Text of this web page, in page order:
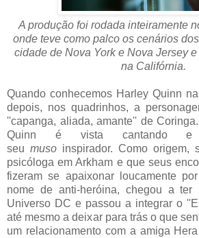
A produção foi rodada inteiramente
onde teve como palco os cenários
cidade de Nova York e Nova Jersey
na Califórnia.
Quando conhecemos Harley Quinn
depois, nos quadrinhos, a
''capanga, aliada, amante'' de
Quinn é vista cantando e
seu muso inspirador. Como origem,
psicóloga em Arkham e que seus
fizeram se apaixonar loucamente
nome de anti-heróina, chegou a ter
Universo DC e passou a integrar o
até mesmo a deixar para trás o que
um relacionamento com a amiga